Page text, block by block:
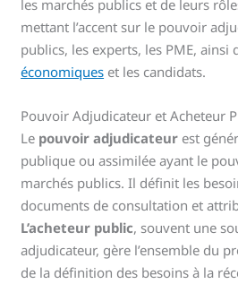
les marchés publics et de leurs
mettant l’accent sur le pouvoir
publics, les experts, les PME, ainsi
économiques et les candidats.
Pouvoir Adjudicateur et Acheteur
Le pouvoir adjudicateur est
publique ou assimilée ayant le
marchés publics. Il définit les
documents de consultation et
L’acheteur public, souvent une
adjudicateur, gère l’ensemble du
de la définition des besoins à la